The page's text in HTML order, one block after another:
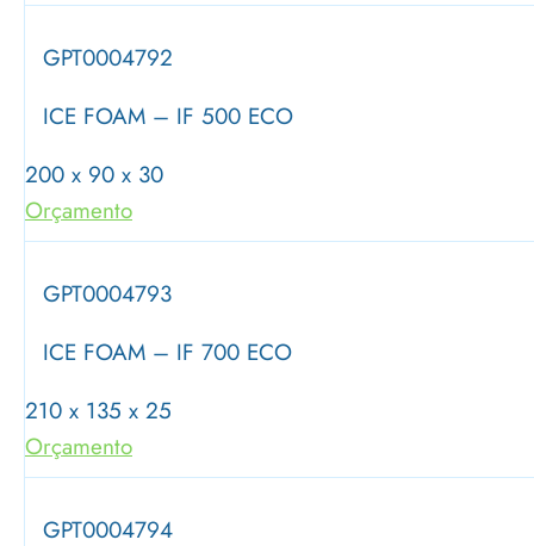
GPT0004792
ICE FOAM – IF 500 ECO
200 x 90 x 30
Orçamento
GPT0004793
ICE FOAM – IF 700 ECO
210 x 135 x 25
Orçamento
GPT0004794